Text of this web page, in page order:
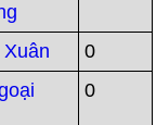
0
0